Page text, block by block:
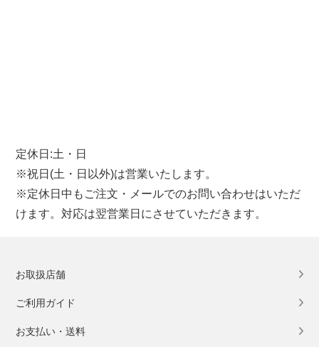
定休日:土・日
※祝日(土・日以外)は営業いたします。
※定休日中もご注文・メールでのお問い合わせはいただ
けます。対応は翌営業日にさせていただきます。
お取扱店舗
ご利用ガイド
お支払い・送料